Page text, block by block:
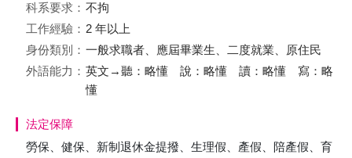
科系要求： 不拘
工作經驗： 2 年以上
身份類別： 一般求職者、應屆畢業生、二度就業、原住民
外語能力： 英文→聽：略懂 說：略懂 讀：略懂 寫：略
懂
法定保障
勞保、健保、新制退休金提撥、生理假、產假、陪產假、育